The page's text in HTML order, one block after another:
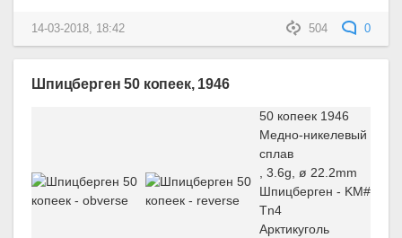
504 0
14-03-2018, 18:42
Шпицберген 50 копеек, 1946
50 копеек 1946
Медно-никелевый
сплав
, 3.6g, ø 22.2mm
Шпицберген - KM#
Tn4
Арктикуголь